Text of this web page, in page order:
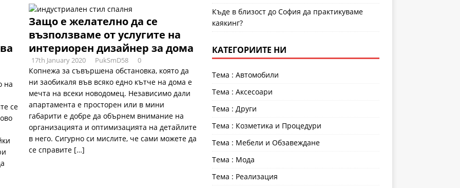
на
се
Защо е желателно да се
възползваме от услугите на
интериорен дизайнер за дома
17th January 2020 PukSmD58 0
Копнежа за съвършена обстановка, която да
ни заобикаля във всяко едно кътче на дома е
мечта на всеки новодомец. Независимо дали
апартамента е просторен или в мини
габарити е добре да обърнем внимание на
организацията и оптимизацията на детайлите
в него. Сигурно си мислите, че сами можете да
се справите […]
Къде в близост до София да практикуваме
каякинг?
КАТЕГОРИИТЕ НИ
Тема : Автомобили
Тема : Аксесоари
Тема : Други
Тема : Козметика и Процедури
Тема : Мебели и Обзавеждане
Тема : Мода
Тема : Реализация